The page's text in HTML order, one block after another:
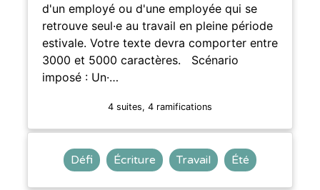
d'un employé ou d'une employée qui se
retrouve seul·e au travail en pleine période
estivale. Votre texte devra comporter entre
3000 et 5000 caractères. Scénario
imposé : Un·…
4 suites, 4 ramifications
Défi Écriture Travail Été